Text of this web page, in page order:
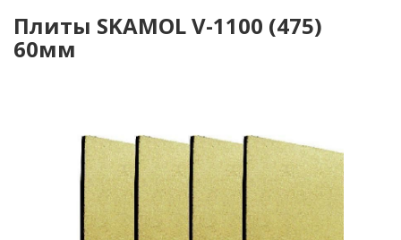
Плиты SKAMOL V-1100 (475)
60мм